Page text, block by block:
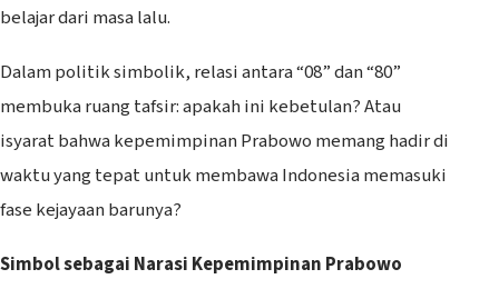
belajar dari masa lalu.
Dalam politik simbolik, relasi antara “08” dan “80”
membuka ruang tafsir: apakah ini kebetulan? Atau
isyarat bahwa kepemimpinan Prabowo memang hadir di
waktu yang tepat untuk membawa Indonesia memasuki
fase kejayaan barunya?
Simbol sebagai Narasi Kepemimpinan Prabowo